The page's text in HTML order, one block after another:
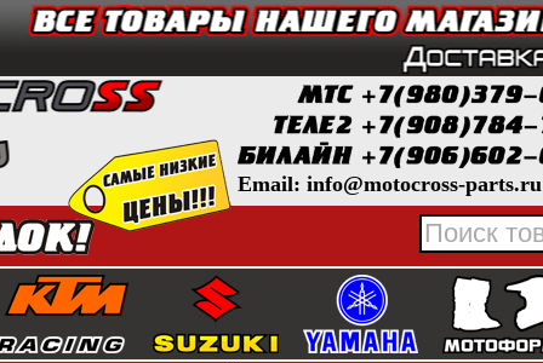
Email: info@motocross-parts.ru